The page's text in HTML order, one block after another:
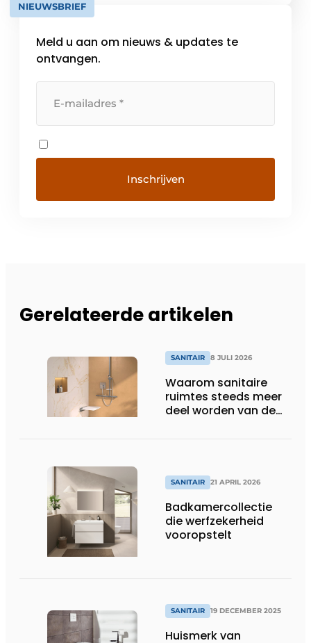
NIEUWSBRIEF
Meld u aan om nieuws & updates te
ontvangen.
Gerelateerde artikelen
SANITAIR 8 JULI 2026
Waarom sanitaire
ruimtes steeds meer
deel worden van de
SANITAIR 21 APRIL 2026
Badkamercollectie
die werfzekerheid
vooropstelt
SANITAIR 19 DECEMBER 2025
Huismerk van